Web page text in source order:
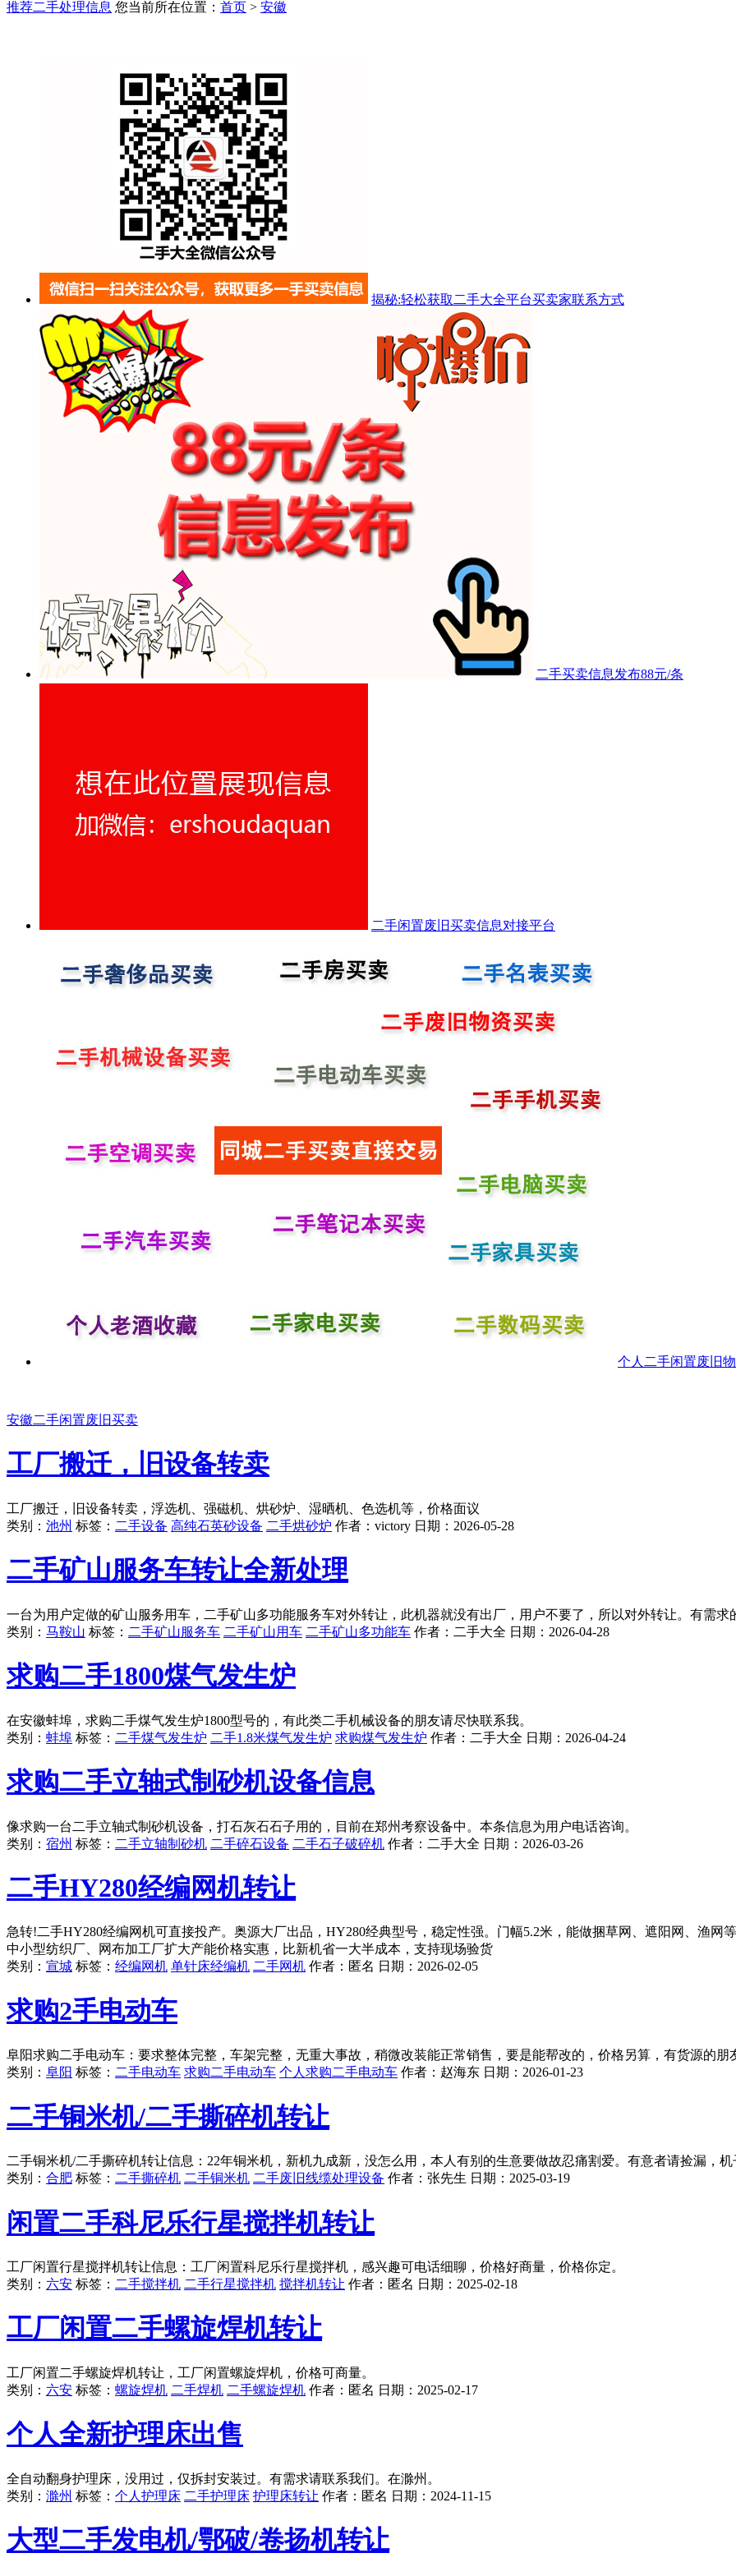
推荐二手处理信息 您当前所在位置： 首页 > 安徽
揭秘:轻松获取二手大全平台买卖家联系方式
二手买卖信息发布88元/条
二手闲置废旧买卖信息对接平台
个人二手闲置废旧
安徽二手闲置废旧买卖
工厂搬迁，旧设备转卖
工厂搬迁，旧设备转卖，浮选机、强磁机、烘砂炉、湿晒机、色选机等，价格面议
类别： 池州 标签： 二手设备 高纯石英砂设备 二手烘砂炉 作者： victory 日期： 2026-05-28
二手矿山服务车转让全新处理
一台为用户定做的矿山服务用车，二手矿山多功能服务车对外转让，此机器就没有出厂，用户不要了，所以对外转让。有需求
类别： 马鞍山 标签： 二手矿山服务车 二手矿山用车 二手矿山多功能车 作者： 二手大全 日期： 2026-04-28
求购二手1800煤气发生炉
在安徽蚌埠，求购二手煤气发生炉1800型号的，有此类二手机械设备的朋友请尽快联系我。
类别： 蚌埠 标签： 二手煤气发生炉 二手1.8米煤气发生炉 求购煤气发生炉 作者： 二手大全 日期： 2026-04-24
求购二手立轴式制砂机设备信息
像求购一台二手立轴式制砂机设备，打石灰石石子用的，目前在郑州考察设备中。本条信息为用户电话咨询。
类别： 宿州 标签： 二手立轴制砂机 二手碎石设备 二手石子破碎机 作者： 二手大全 日期： 2026-03-26
二手HY280经编网机转让
急转!二手HY280经编网机可直接投产。奥源大厂出品，HY280经典型号，稳定性强。门幅5.2米，能做捆草网、遮阳网、渔网
中小型纺织厂、网布加工厂扩大产能价格实惠，比新机省一大半成本，支持现场验货
类别： 宣城 标签： 经编网机 单针床经编机 二手网机 作者： 匿名 日期： 2026-02-05
求购2手电动车
阜阳求购二手电动车：要求整体完整，车架完整，无重大事故，稍微改装能正常销售，要是能帮改的，价格另算，有货源的朋
类别： 阜阳 标签： 二手电动车 求购二手电动车 个人求购二手电动车 作者： 赵海东 日期： 2026-01-23
二手铜米机/二手撕碎机转让
二手铜米机/二手撕碎机转让信息：22年铜米机，新机九成新，没怎么用，本人有别的生意要做故忍痛割爱。有意者请捡漏，机
类别： 合肥 标签： 二手撕碎机 二手铜米机 二手废旧线缆处理设备 作者： 张先生 日期： 2025-03-19
闲置二手科尼乐行星搅拌机转让
工厂闲置行星搅拌机转让信息：工厂闲置科尼乐行星搅拌机，感兴趣可电话细聊，价格好商量，价格你定。
类别： 六安 标签： 二手搅拌机 二手行星搅拌机 搅拌机转让 作者： 匿名 日期： 2025-02-18
工厂闲置二手螺旋焊机转让
工厂闲置二手螺旋焊机转让，工厂闲置螺旋焊机，价格可商量。
类别： 六安 标签： 螺旋焊机 二手焊机 二手螺旋焊机 作者： 匿名 日期： 2025-02-17
个人全新护理床出售
全自动翻身护理床，没用过，仅拆封安装过。有需求请联系我们。在滁州。
类别： 滁州 标签： 个人护理床 二手护理床 护理床转让 作者： 匿名 日期： 2024-11-15
大型二手发电机/鄂破/卷扬机转让